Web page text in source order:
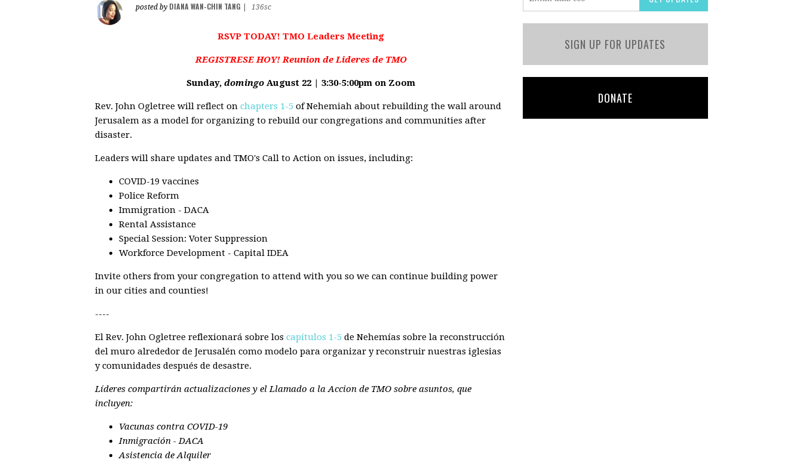
posted by DIANA WAN-CHIN TANG 136sc
RSVP TODAY! TMO Leaders Meeting
REGISTRESE HOY! Reunion de Lideres de TMO
Sunday,domingo August 22 | 3:30-5:00pm on Zoom
Rev. John Ogletree will reflect on chapters 1-5 of Nehemiah about rebuilding the wall around
Jerusalem as a model for organizing to rebuild our congregations and communities after
disaster.
Leaders will share updates and TMO's Call to Action on issues, including:
COVID-19 vaccines
Police Reform
Immigration - DACA
Rental Assistance
Special Session: Voter Suppression
Workforce Development - Capital IDEA
Invite others from your congregation to attend with you so we can continue building power
in our cities and counties!
----
El Rev. John Ogletree reflexionará sobre los capítulos 1-5 de Nehemías sobre la reconstrucción
del muro alrededor de Jerusalén como modelo para organizar y reconstruir nuestras iglesias
y comunidades después de desastre.
Líderes compartirán actualizaciones y el Llamado a la Accion de TMO sobre asuntos, que
incluyen:
Vacunas contra COVID-19
Inmigración - DACA
Asistencia de Alquiler
SIGN UP FOR UPDATES
DONATE